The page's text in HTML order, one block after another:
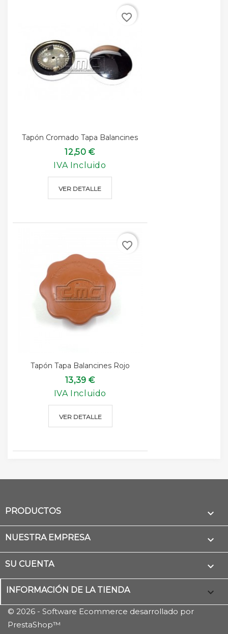
Tapón Cromado Tapa Balancines
12,50 €
IVA Incluido
VER DETALLE
favorite_border
Tapón Tapa Balancines Rojo
13,39 €
IVA Incluido
VER DETALLE
favorite_border
PRODUCTOS 
NUESTRA EMPRESA 
SU CUENTA 
INFORMACIÓN DE LA TIENDA keyboard_arrow_down
© 2026 - Software Ecommerce desarrollado por
PrestaShop™